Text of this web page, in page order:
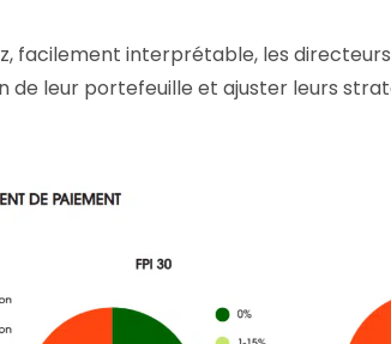
facilement interprétable, les
leur portefeuille et ajuster leurs